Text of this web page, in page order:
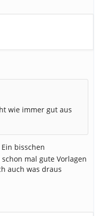
wie immer gut aus
Ein bisschen
mal gute Vorlagen
auch was draus